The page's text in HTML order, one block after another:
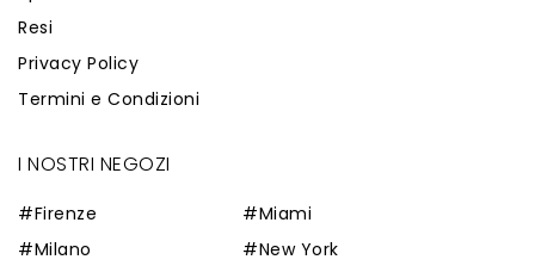
Resi
Privacy Policy
Termini e Condizioni
I NOSTRI NEGOZI
#Firenze
#Milano
#Miami
#New York